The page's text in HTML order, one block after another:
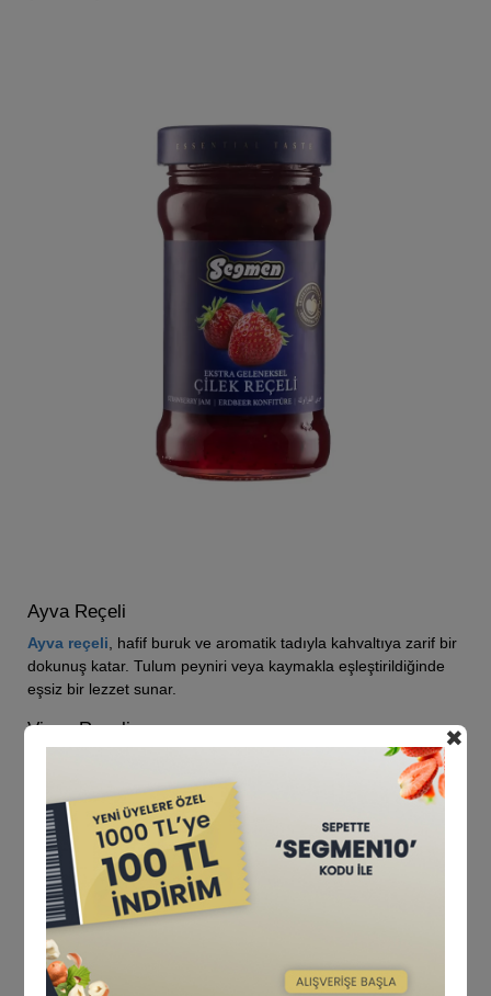
Ayva Reçeli
Ayva reçeli, hafif buruk ve aromatik tadıyla kahvaltıya zarif bir
dokunuş katar. Tulum peyniri veya kaymakla eşleştirildiğinde
eşsiz bir lezzet sunar.
Vişne Reçeli
, yoğun ekşi-tatlı dengesiyle dikkat çeker. Yoğurt
veya pankek ile birleştiğinde ferahlatıcı bir tat sunar.
Böğürtlen Reçeli
Böğürtlen reçeli, zengin antioksidan içeriği ve dolgun tadıyla
sağlıklı bir seçenektir. Krep veya kruvasanla uyumu harikadır.
Kayısı Reçeli
Kayısı reçeli
veya simitle mükemmel bir eşleşme sunar.
✖